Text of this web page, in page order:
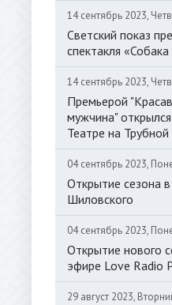
14 сентябрь 2023,
Светский показ
спектакля
14 сентябрь 2023,
Премьерой
мужчина"
Театре на Трубной
04 сентябрь 2023,
Открытие сезона
Шиловского
04 сентябрь 2023,
Открытие нового
эфире Love Radio
29 август 2023,